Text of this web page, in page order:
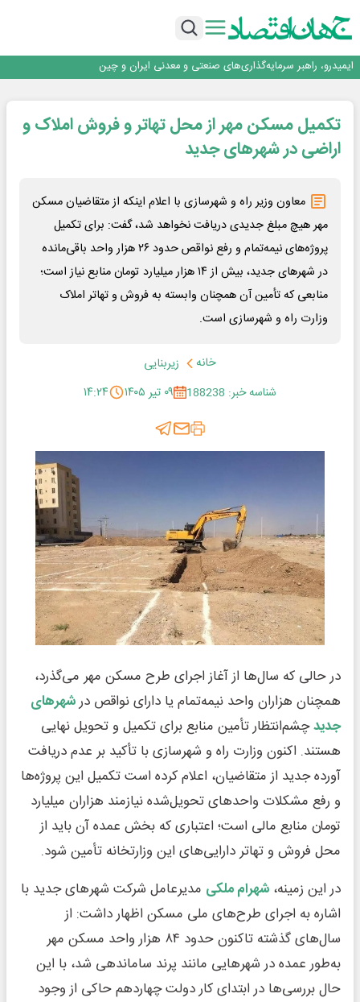
رگولاتوری: اعمال ضریب ۲.۷ برای اینترنت بین‌الملل صحت ندارد
ایمیدرو، راهبر سرمایه‌گذاری‌های صنعتی و معدنی ایران و چین
بزرگداشت روز خبرنگار در شرکت نفت سپاهان
رگولاتوری: اعمال ضریب ۲.۷ برای اینترنت بین‌الملل صحت ندارد
پیگیری جدی فولاد سنگان برای رفع موانع استخراج و حل مشکل کمبود سنگ‌آهن
تکمیل مسکن مهر از محل تهاتر و فروش املاک و
اراضی در شهرهای جدید
معاون وزیر راه و شهرسازی با اعلام اینکه از متقاضیان مسکن
مهر هیچ مبلغ جدیدی دریافت نخواهد شد، گفت: برای تکمیل
پروژه‌های نیمه‌تمام و رفع نواقص حدود ۲۶ هزار واحد باقی‌مانده
در شهرهای جدید، بیش از ۱۴ هزار میلیارد تومان منابع نیاز است؛
منابعی که تأمین آن همچنان وابسته به فروش و تهاتر املاک
وزارت راه و شهرسازی است.
خانه
زیربنایی
شناسه خبر: 188238
۰۹ تیر ۱۴۰۵ ۱۴:۲۴
در حالی که سال‌ها از آغاز اجرای طرح مسکن مهر می‌گذرد،
همچنان هزاران واحد نیمه‌تمام یا دارای نواقص درشهرهای
جدیدچشم‌انتظار تأمین منابع برای تکمیل و تحویل نهایی
هستند. اکنون وزارت راه و شهرسازی با تأکید بر عدم دریافت
آورده جدید از متقاضیان، اعلام کرده است تکمیل این پروژه‌ها
و رفع مشکلات واحدهای تحویل‌شده نیازمند هزاران میلیارد
تومان منابع مالی است؛ اعتباری که بخش عمده آن باید از
محل فروش و تهاتر دارایی‌های این وزارتخانه تأمین شود.
در این زمینه، شهرام ملکی مدیرعامل شرکت شهرهای جدید با
اشاره به اجرای طرح‌های ملی مسکن اظهار داشت: از
سال‌های گذشته تاکنون حدود ۸۴ هزار واحد مسکن مهر
به‌طور عمده در شهرهایی مانند پرند ساماندهی شد، با این
حال بررسی‌ها در ابتدای کار دولت چهاردهم حاکی از وجود